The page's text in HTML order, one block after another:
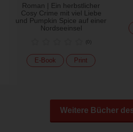
Roman | Ein herbstlicher
Cosy Crime mit viel Liebe
und Pumpkin Spice auf einer
Nordseeinsel
(0)
E-Book Print
Weitere Bücher